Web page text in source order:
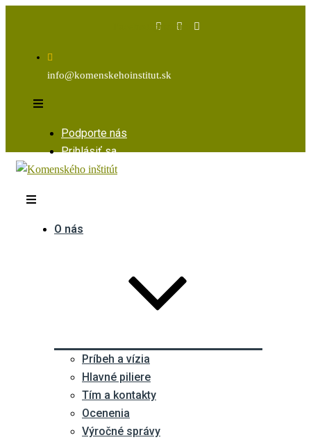
InstagramYoutube
info@komenskehoinstitut.sk
Podporte nás
Prihlásiť sa
O nás
Príbeh a vízia
Hlavné piliere
Tím a kontakty
Ocenenia
Výročné správy